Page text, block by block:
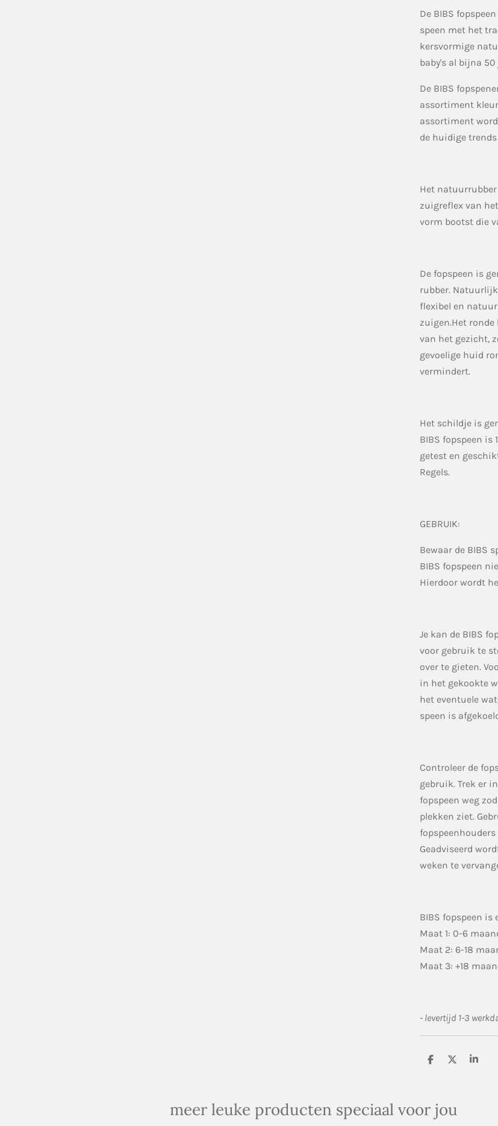
De BIBS
speen met het
kersvormige
baby's al bijna 50
De BIBS
assortiment
assortiment
de huidige
Het
zuigreflex van
vorm bootst die
De fopspeen is
rubber.
flexibel en
zuigen.Het
van het gezicht,
gevoelige huid
vermindert.
Het schildje is
BIBS fopspeen is
getest en
Regels.
GEBRUIK:
Bewaar de BIBS
BIBS fopspeen
Hierdoor wordt
Je kan de BIBS
voor gebruik te
over te gieten.
in het gekookte
het eventuele
speen is
Controleer de
gebruik. Trek er
fopspeen weg
plekken ziet.
Geadviseerd
weken te
BIBS fopspeen
Maat 1: 0-6
Maat 2: 6-18
Maat 3: +18
- levertijd 1-3
D
D
S
meer leuke producten speciaal voor jou